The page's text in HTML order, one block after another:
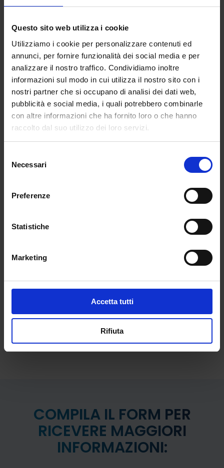
Questo sito web utilizza i cookie
Utilizziamo i cookie per personalizzare contenuti ed
annunci, per fornire funzionalità dei social media e per
analizzare il nostro traffico. Condividiamo inoltre
informazioni sul modo in cui utilizza il nostro sito con i
nostri partner che si occupano di analisi dei dati web,
pubblicità e social media, i quali potrebbero combinarle
con altre informazioni che ha fornito loro o che hanno
raccolto dal suo utilizzo dei loro servizi.
delNecessari
Preferenze
Statistiche
Marketing
Accetta tutti
Rifiuta
In particolare, il corso è volto a dare basi e
permette di aggiornarsi sulle reali nuove
competenze che devono essere il bagaglio
base di un docente di oggi. Al termine del
percorso formativo lo studente saprà
operare nell’ambito formativo, sia pubblico
che privato, per mezzo di una profonda
PROVA FINALE
A RISPOSTA MULTIPLA
PROGRAMMA
COMPLETO
COMPILA IL FORM PER
RICEVERE MAGGIORI
INFORMAZIONI: